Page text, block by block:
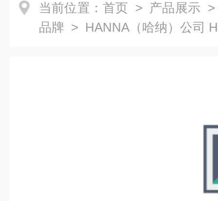
当前位置： 首页 > 产品展示
品牌 > HANNA（哈纳）公司